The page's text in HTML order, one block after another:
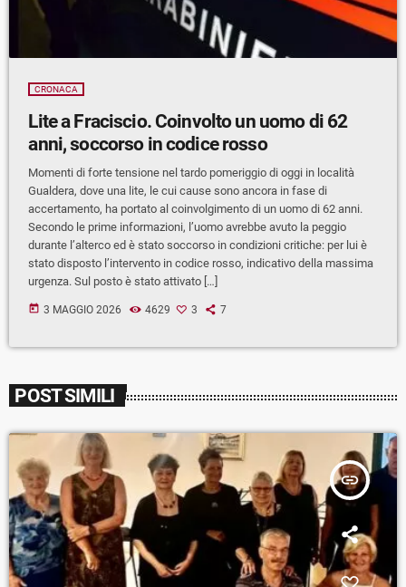
CRONACA
Lite a Fraciscio. Coinvolto un uomo di 62
anni, soccorso in codice rosso
Momenti di forte tensione nel tardo pomeriggio di oggi in località
Gualdera, dove una lite, le cui cause sono ancora in fase di
accertamento, ha portato al coinvolgimento di un uomo di 62 anni.
Secondo le prime informazioni, l’uomo avrebbe avuto la peggio
durante l’alterco ed è stato soccorso in condizioni critiche: per lui è
stato disposto l’intervento in codice rosso, indicativo della massima
urgenza. Sul posto è stato attivato […]
today 3 MAGGIO 2026 4629 3 7
POST SIMILI
insert_link